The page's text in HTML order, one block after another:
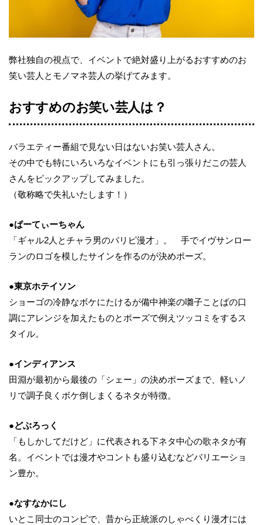
弊社独自の視点で、イベントで絶対盛り上がるおすすめのお
笑い芸人とモノマネ芸人の挙げてみます。
おすすめのお笑い芸人は？
バラエティー番組で見ない日はないお笑い芸人さん。
その中でも特にいろいろなイベントにも引っ張りだこの芸人
さんをピックアップしてみました。
（敬称略で失礼いたします！）
●ぱーてぃーちゃん
「ギャル2人とチャラ男のパリピ漫才」。 手でイヴサンロー
ランのロゴを模したサインを作るのが決めポーズ。
●東京ホテイソン
ショーゴの冷静なボケにたけるが備中神楽の囃子ことばの口
調にアレンジを加えたものとポーズで例えツッコミをするス
タイル。
●インディアンス
田淵が最初から最後の「シェー」の決めポーズまで、軽いノ
リで調子良くボケ倒しまくるネタが特徴。
●どぶろっく
「もしかしてだけど」に代表される下ネタ中心の歌ネタが有
名。イベントでは漫才やコントも盛り込むなどバリエーショ
ン豊か。
●なすなかにし
いとこ同士のコンビで、昔から正統派のしゃべくり漫才には